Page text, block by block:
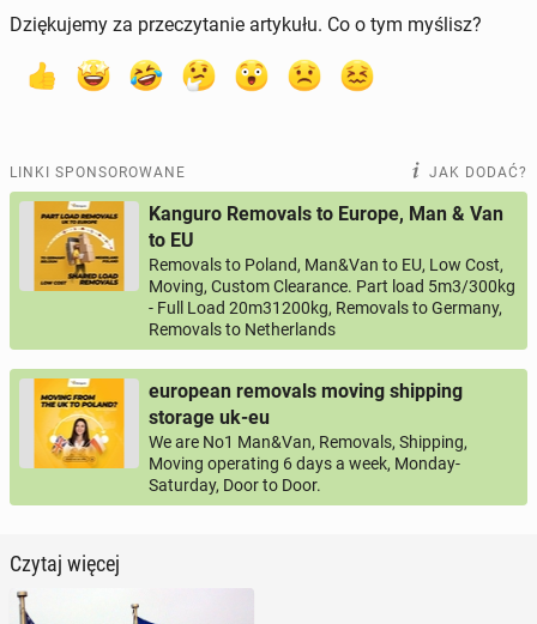
Dziękujemy za przeczytanie artykułu. Co o tym myślisz?
LINKI SPONSOROWANE JAK DODAĆ?
Kanguro Removals to Europe, Man & Van
to EU
Removals to Poland, Man&Van to EU, Low Cost,
Moving, Custom Clearance. Part load 5m3/300kg
- Full Load 20m31200kg, Removals to Germany,
Removals to Netherlands
european removals moving shipping
storage uk-eu
We are No1 Man&Van, Removals, Shipping,
Moving operating 6 days a week, Monday-
Saturday, Door to Door.
Czytaj więcej